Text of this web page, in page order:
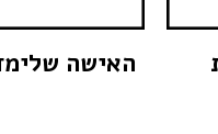
האישה